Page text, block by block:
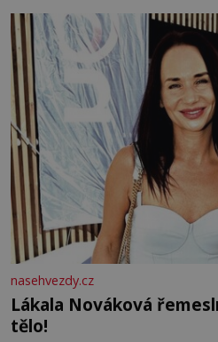
tisíc příslušnic svého včelstva,
nejdokonalejších organismů
nasehvezdy.cz
Lákala Nováková
tělo!